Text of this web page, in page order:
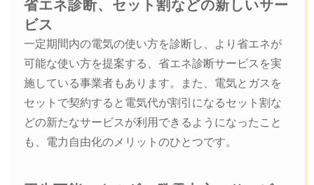
省エネ診断、セット割などの新しいサー
ビス
一定期間内の電気の使い方を診断し、より省エネが
可能な使い方を提案する、省エネ診断サービスを実
施している事業者もあります。また、電気とガスを
セットで契約すると電気代が割引になるセット割な
どの新たなサービスが利用できるようになったこと
も、電力自由化のメリットのひとつです。